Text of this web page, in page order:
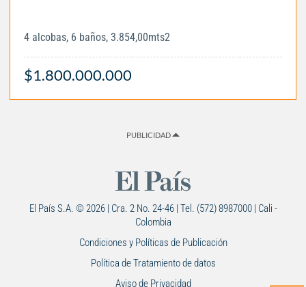
4 alcobas, 6 baños, 3.854,00mts2
$1.800.000.000
PUBLICIDAD
El País S.A. © 2026 | Cra. 2 No. 24-46 | Tel. (572) 8987000 | Cali -
Colombia
Condiciones y Políticas de Publicación
Política de Tratamiento de datos
Aviso de Privacidad